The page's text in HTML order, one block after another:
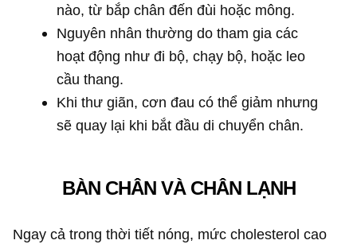
nào, từ bắp chân đến đùi hoặc mông.
Nguyên nhân thường do tham gia các
hoạt động như đi bộ, chạy bộ, hoặc leo
cầu thang.
Khi thư giãn, cơn đau có thể giảm nhưng
sẽ quay lại khi bắt đầu di chuyển chân.
BÀN CHÂN VÀ CHÂN LẠNH
Ngay cả trong thời tiết nóng, mức cholesterol cao